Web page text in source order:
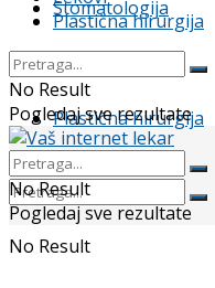
Stomatologija
Lekovi
Plastična hirurgija
No Result
Plastična hirurgija
No Result
Pogledaj sve rezultate
No Result
Pogledaj sve rezultate